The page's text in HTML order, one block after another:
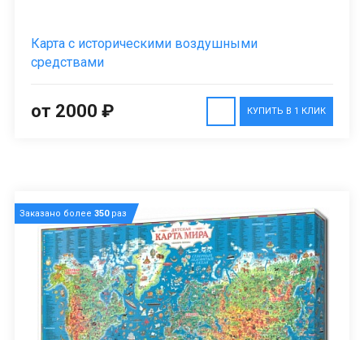
Карта с историческими воздушными
средствами
КУПИТЬ В 1 КЛИК
от 2000 ₽
Заказано более 350раз